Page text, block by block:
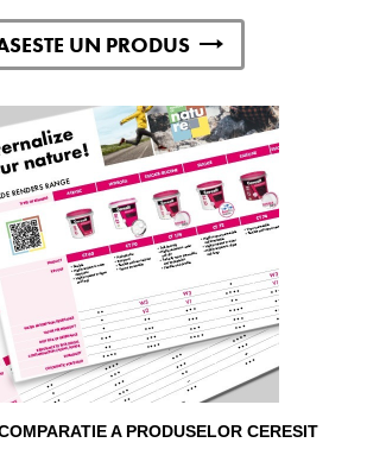
UN PRODUS
A PRODUSELOR CERESIT